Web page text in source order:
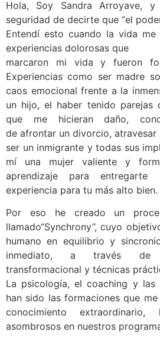
Hola, Soy Sandra Arroyave,
seguridad de decirte que “el
Entendí esto cuando la vida
experiencias dolorosas que
marcaron mi vida y fueron
Experiencias como ser madre
caos emocional frente a la
un hijo, el haber tenido parejas
que me hicieran daño,
de afrontar un divorcio, atravesar
ser un inmigrante y todas sus
mí una mujer valiente y
aprendizaje para
experiencia para tu más alto bien.
Por eso he creado un
llamado“Synchrony”, cuyo
humano en equilibrio y
inmediato, a través de
transformacional y técnicas
La psicología, el coaching y las
han sido las formaciones que
conocimiento extraordinario,
asombrosos en nuestros